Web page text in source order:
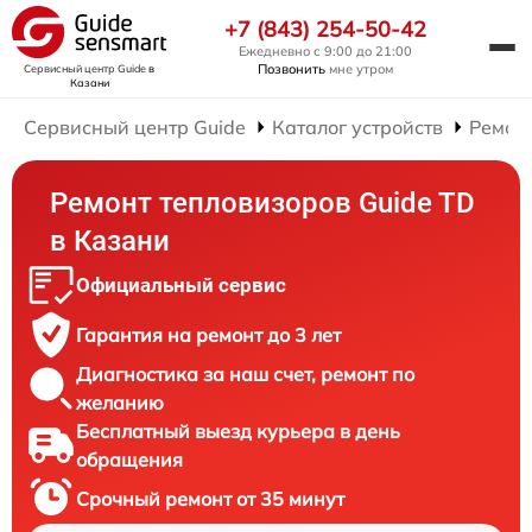
Сервисный центр Guideв
Казани
+7 (843) 254-50-42
Ежедневно с 9:00 до 21:00
Позвонить мне утром
Сервисный центр Guide Каталог устройств
Ремонт тепловизоров Guide TD
в Казани
Официальный сервис
Гарантия на ремонт до 3 лет
Диагностика за наш счет, ремонт по
желанию
Бесплатный выезд курьера в день
обращения
Срочный ремонт от 35 минут